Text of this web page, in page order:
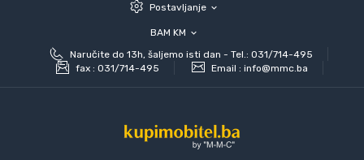
Postavljanje expand_more
BAM KM expand_more
Naručite do 13h, šaljemo isti dan - Tel.: 031/714-495
fax : 031/714-495 Email : info@mmc.ba